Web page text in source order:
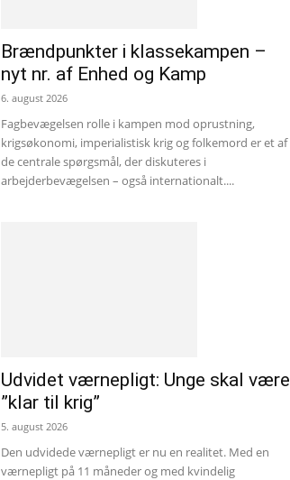
Brændpunkter i klassekampen –
nyt nr. af Enhed og Kamp
6. august 2026
Fagbevægelsen rolle i kampen mod oprustning,
krigsøkonomi, imperialistisk krig og folkemord er et af
de centrale spørgsmål, der diskuteres i
arbejderbevægelsen – også internationalt....
Udvidet værnepligt: Unge skal være
”klar til krig”
5. august 2026
Den udvidede værnepligt er nu en realitet. Med en
værnepligt på 11 måneder og med kvindelig